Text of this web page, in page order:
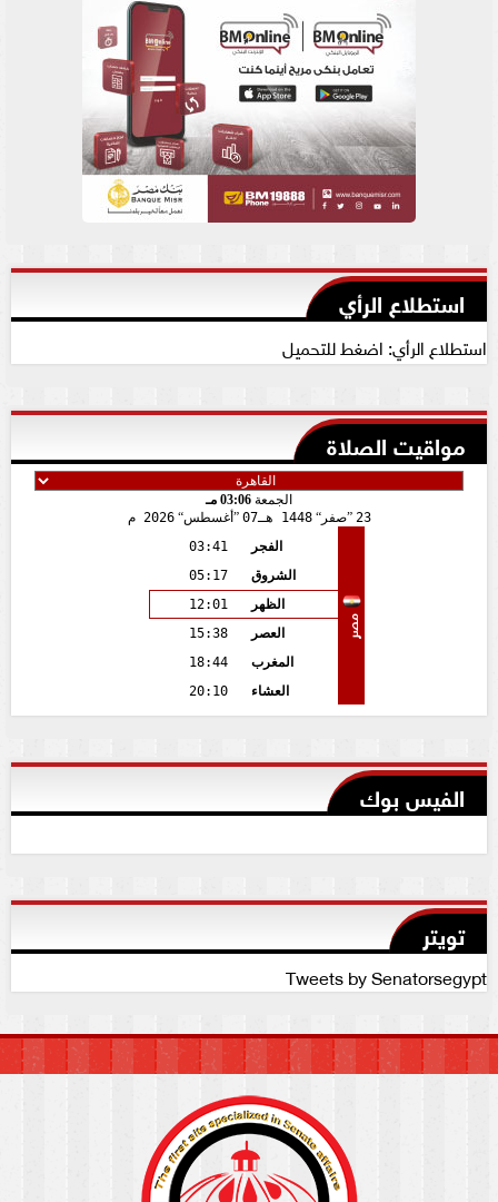
استطلاع الرأي
استطلاع الرأي: اضغط للتحميل
مواقيت الصلاة
الجمعة 03:06 مـ
23
صفر 1448 هـ 07 أغسطس 2026 م
مصر
الفجر
03:41
الشروق
05:17
الظهر
12:01
العصر
15:38
المغرب
18:44
العشاء
20:10
الفيس بوك
تويتر
Tweets by Senatorsegypt